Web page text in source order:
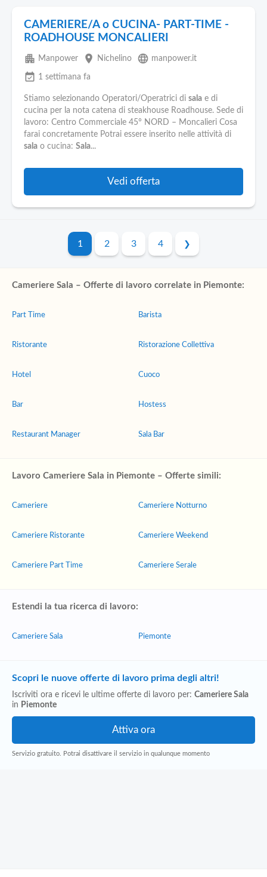
CAMERIERE/A o CUCINA- PART-TIME -
ROADHOUSE MONCALIERI
apartment Manpower place Nichelino language manpower.it
event_available 1 settimana fa
Stiamo selezionando Operatori/Operatrici di sala e di
cucina per la nota catena di steakhouse Roadhouse. Sede di
lavoro: Centro Commerciale 45° NORD – Moncalieri Cosa
farai concretamente Potrai essere inserito nelle attività di
sala o cucina: Sala...
Vedi offerta
1 2 3 4
Cameriere Sala – Offerte di lavoro correlate in Piemonte:
Part Time
Ristorante
Hotel
Bar
Restaurant Manager
Barista
Ristorazione Collettiva
Cuoco
Hostess
Sala Bar
Lavoro Cameriere Sala in Piemonte – Offerte simili:
Cameriere
Cameriere Ristorante
Cameriere Part Time
Cameriere Notturno
Cameriere Weekend
Cameriere Serale
Estendi la tua ricerca di lavoro:
Cameriere Sala Piemonte
Scopri le nuove offerte di lavoro prima degli altri!
Iscriviti ora e ricevi le ultime offerte di lavoro per: Cameriere Sala
in Piemonte
Servizio gratuito. Potrai disattivare il servizio in qualunque momento